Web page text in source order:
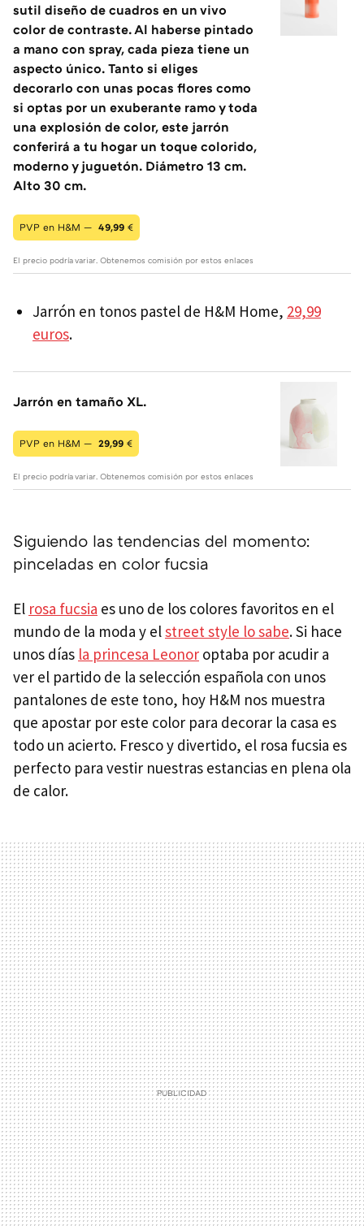
sutil diseño de cuadros en un vivo
color de contraste. Al haberse pintado
a mano con spray, cada pieza tiene un
aspecto único. Tanto si eliges
decorarlo con unas pocas flores como
si optas por un exuberante ramo y toda
una explosión de color, este jarrón
conferirá a tu hogar un toque colorido,
moderno y juguetón. Diámetro 13 cm.
Alto 30 cm.
PVP en H&M — 49,99 €
El precio podría variar. Obtenemos comisión por estos enlaces
Jarrón en tonos pastel de H&M Home, 29,99
euros.
Jarrón en tamaño XL.
PVP en H&M — 29,99 €
El precio podría variar. Obtenemos comisión por estos enlaces
Siguiendo las tendencias del momento:
pinceladas en color fucsia
El rosa fucsia es uno de los colores favoritos en el
mundo de la moda y elstreet style lo sabe. Si hace
unos días la princesa Leonor optaba por acudir a
ver el partido de la selección española con unos
pantalones de este tono, hoy H&M nos muestra
que apostar por este color para decorar la casa es
todo un acierto. Fresco y divertido, el rosa fucsia es
perfecto para vestir nuestras estancias en plena ola
de calor.